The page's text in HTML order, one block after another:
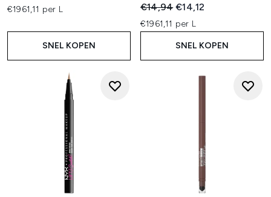
€1961,11 per L
SNEL KOPEN
Recommended Retail Price:
€14,94Huidige prijs:
€14,12
€1961,11 per L
SNEL KOPEN